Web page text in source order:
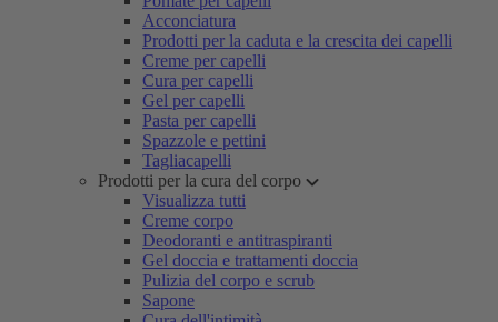
Acconciatura
Prodotti per la caduta e la crescita dei capelli
Creme per capelli
Cura per capelli
Gel per capelli
Pasta per capelli
Spazzole e pettini
Tagliacapelli
Prodotti per la cura del corpo
Visualizza tutti
Creme corpo
Deodoranti e antitraspiranti
Gel doccia e trattamenti doccia
Pulizia del corpo e scrub
Sapone